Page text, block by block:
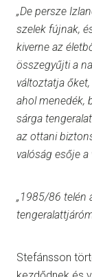
„De persze
szelek fújnak,
kiverne az
összegyűjti a
változtatja
ahol menedék,
sárga
az ottani
valóság esője
„1985/86 telén
Stefánsson